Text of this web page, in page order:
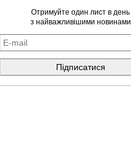
Отримуйте один лист в день
з найважливішими новинами